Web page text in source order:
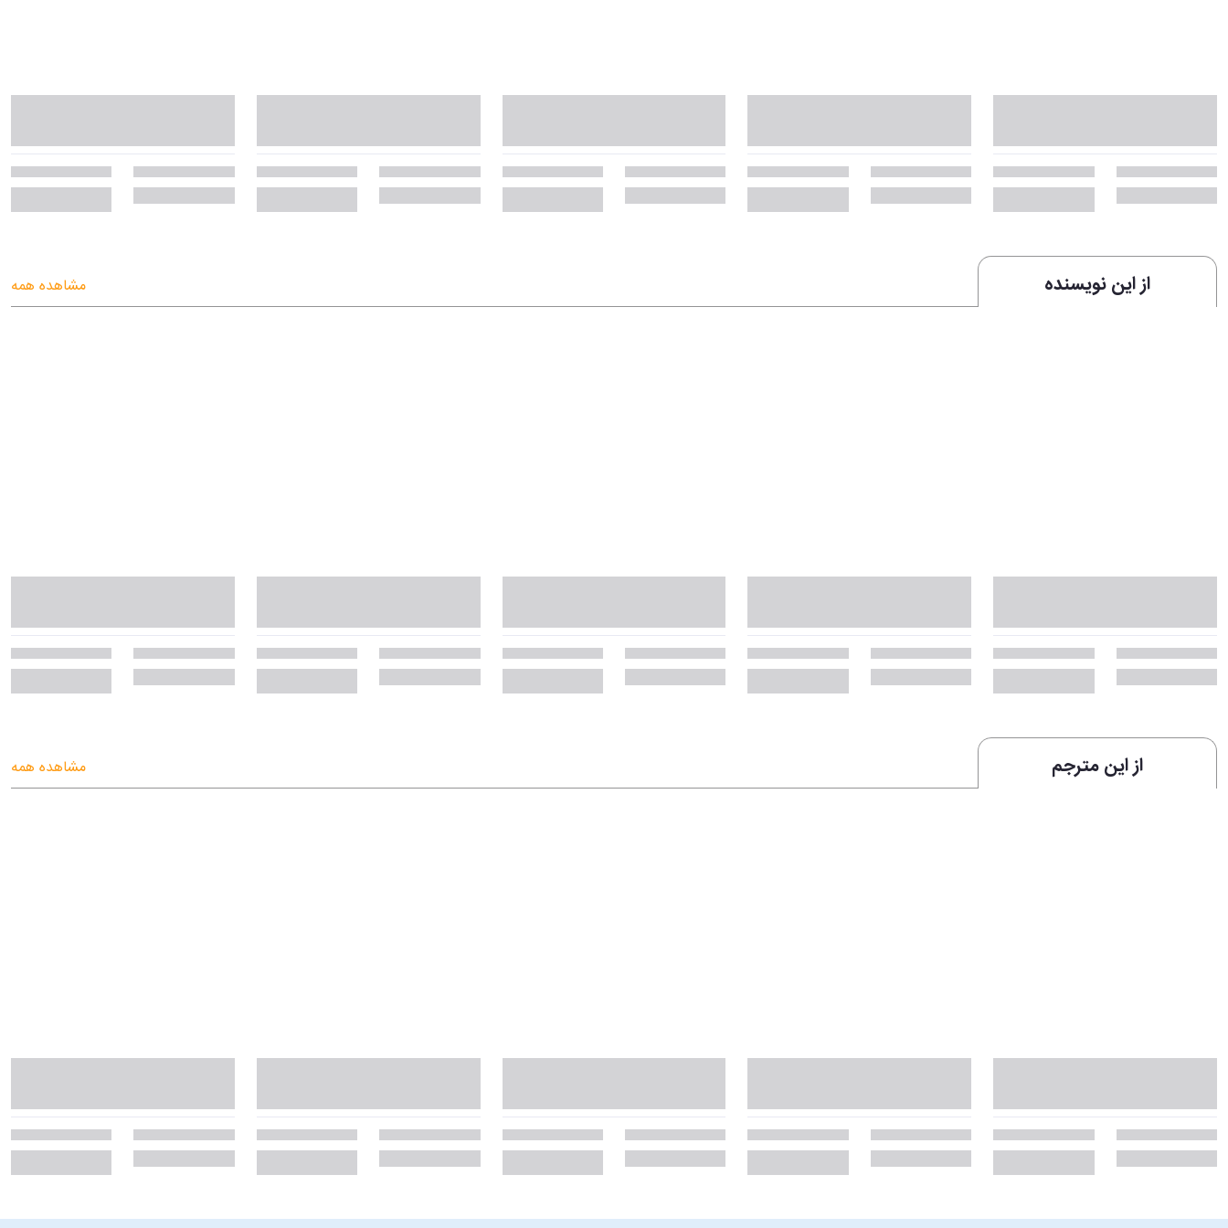
از این نویسنده مشاهده همه
از این مترجم مشاهده همه